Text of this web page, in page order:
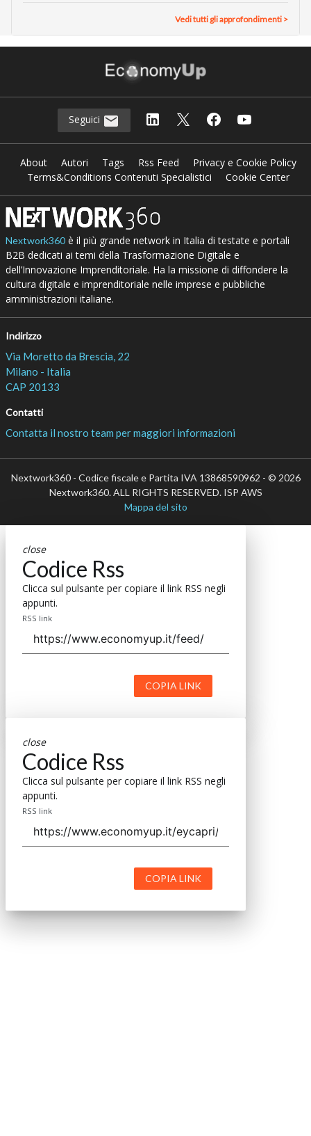
Vedi tutti gli approfondimenti >
Seguici
About Autori Tags Rss Feed
Privacy e Cookie Policy
Terms&Conditions Contenuti Specialistici
Cookie Center
Nextwork360è il più grande network in Italia di testate e portali
B2B dedicati ai temi della Trasformazione Digitale e
dell’Innovazione Imprenditoriale. Ha la missione di diffondere la
cultura digitale e imprenditoriale nelle imprese e pubbliche
amministrazioni italiane.
Indirizzo
Via Moretto da Brescia, 22
Milano - Italia
CAP 20133
Contatti
Contatta il nostro team per maggiori informazioni
Nextwork360 - Codice fiscale e Partita IVA 13868590962 - © 2026
Nextwork360. ALL RIGHTS RESERVED. ISP AWS
Mappa del sito
close
Codice Rss
Clicca sul pulsante per copiare il link RSS negli
appunti.
RSS link
COPIA LINK
close
Codice Rss
Clicca sul pulsante per copiare il link RSS negli
appunti.
RSS link
COPIA LINK